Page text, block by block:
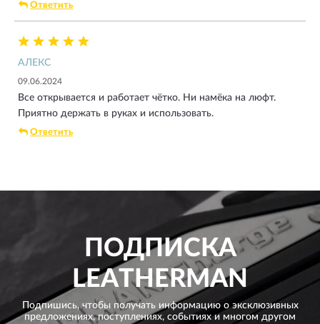
Ответить
АЛЕКС
09.06.2024
Все открывается и работает чётко. Ни намёка на люфт.
Приятно держать в руках и использовать.
Ответить
ПОДПИСКА
LEATHERMAN
Подпишись, чтобы получать информацию о эксклюзивных
предложениях,поступлениях, событиях и многом другом